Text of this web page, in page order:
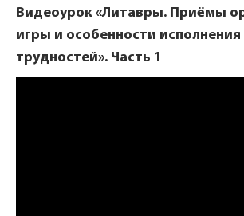
Видеоурок «Литавры. Приёмы
игры и особенности
трудностей». Часть 1